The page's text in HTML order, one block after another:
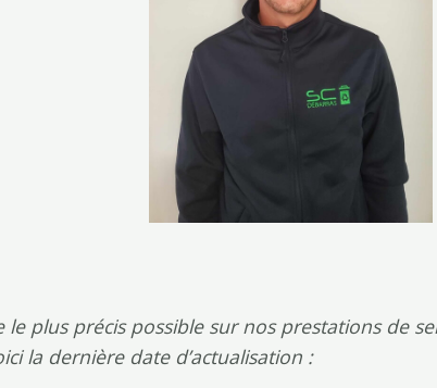
plus précis possible sur nos prestations de
la dernière date d’actualisation :